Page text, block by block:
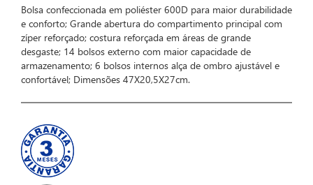
Bolsa confeccionada em poliéster 600D para maior durabilidade
e conforto; Grande abertura do compartimento principal com
zíper reforçado; costura reforçada em áreas de grande
desgaste; 14 bolsos externo com maior capacidade de
armazenamento; 6 bolsos internos alça de ombro ajustável e
confortável; Dimensões 47X20,5X27cm.